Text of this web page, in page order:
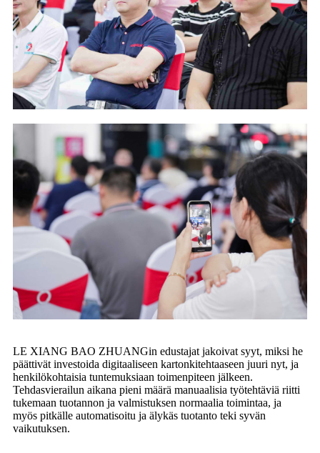
LE XIANG BAO ZHUANGin edustajat jakoivat syyt, miksi he
päättivät investoida digitaaliseen kartonkitehtaaseen juuri nyt, ja
henkilökohtaisia ​​​​tuntemuksiaan toimenpiteen jälkeen.
Tehdasvierailun aikana pieni määrä manuaalisia työtehtäviä riitti
tukemaan tuotannon ja valmistuksen normaalia toimintaa, ja
myös pitkälle automatisoitu ja älykäs tuotanto teki syvän
vaikutuksen.